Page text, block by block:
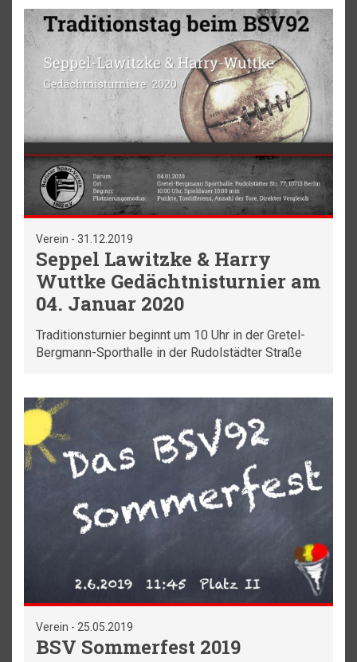
Verein - 31.12.2019
Seppel Lawitzke & Harry
Wuttke Gedächtnisturnier am
04. Januar 2020
Traditionsturnier beginnt um 10 Uhr in der Gretel-
Bergmann-Sporthalle in der Rudolstädter Straße
Verein - 25.05.2019
BSV Sommerfest 2019